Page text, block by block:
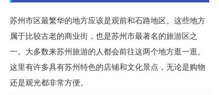
苏州市区最繁华的地方应该是观前和石路地区。这些地方
属于比较古老的商业街，也是苏州市最著名的旅游区之
一。大多数来苏州旅游的人都会前往这两个地方逛一逛。
这里有许多具有苏州特色的店铺和文化景点，无论是购物
还是观光都非常方便。